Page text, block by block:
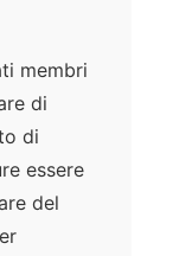
membri
di
di
essere
del